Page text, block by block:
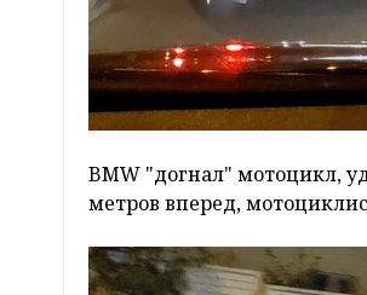
BMW "догнал" мотоцикл,
метров вперед,